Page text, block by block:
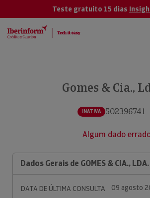
Teste gratuito 15 dias
Gomes & Cia.,
INATIVA 502396741
Algum dado
Dados Gerais de GOMES & CIA., LDA.
DATA DE ÚLTIMA CONSULTA
09 agosto